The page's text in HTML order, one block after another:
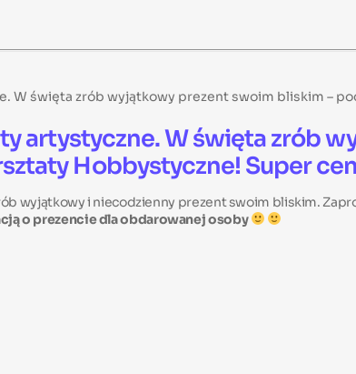
W święta zrób wyjątkowy prezent swoim bliskim –
artystyczne. W święta zrób
Hobbystyczne! Super
wyjątkowy i niecodzienny prezent swoim bliskim.
o prezencie dla obdarowanej osoby